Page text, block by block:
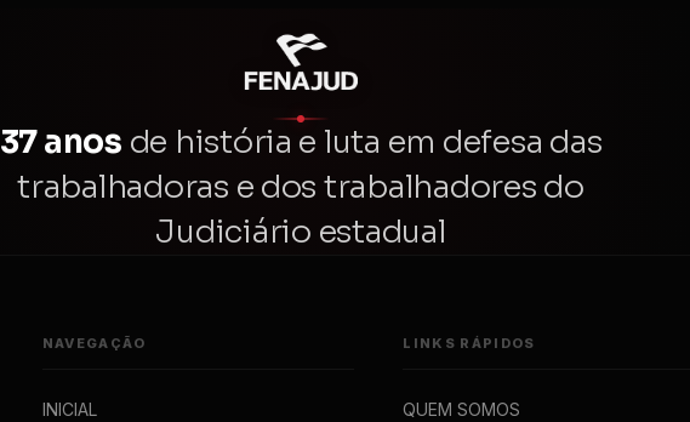
37 anos de história e luta em defesa das
trabalhadoras e dos trabalhadores do
Judiciário estadual
NAVEGAÇÃO
INICIAL
LINKS RÁPIDOS
QUEM SOMOS